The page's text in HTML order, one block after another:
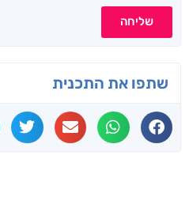
שליחה
שתפו את התכנית